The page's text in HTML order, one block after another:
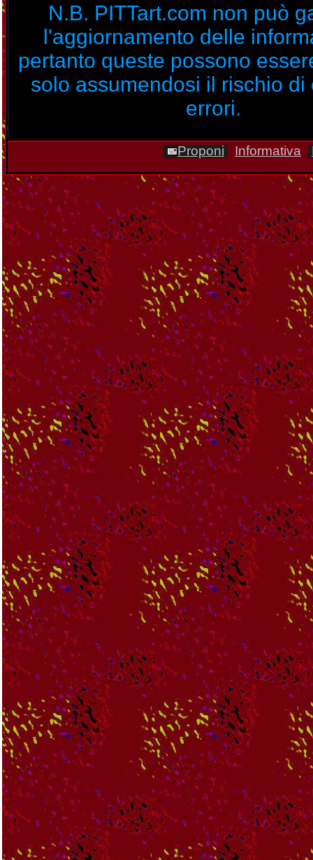
N.B. PITTart.com non può
l'aggiornamento delle
pertanto queste possono
solo assumendosi il rischio di
errori.
Proponi Informativa